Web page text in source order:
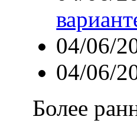
04/06/
04/06/
Более